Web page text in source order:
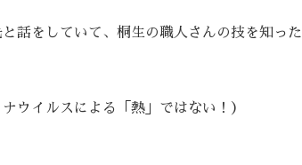
話をしていて、桐生の職人さんの技を知っ
ナウイルスによる「熱」ではない！）